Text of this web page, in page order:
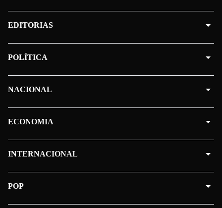
EDITORIAS
POLÍTICA
NACIONAL
ECONOMIA
INTERNACIONAL
POP